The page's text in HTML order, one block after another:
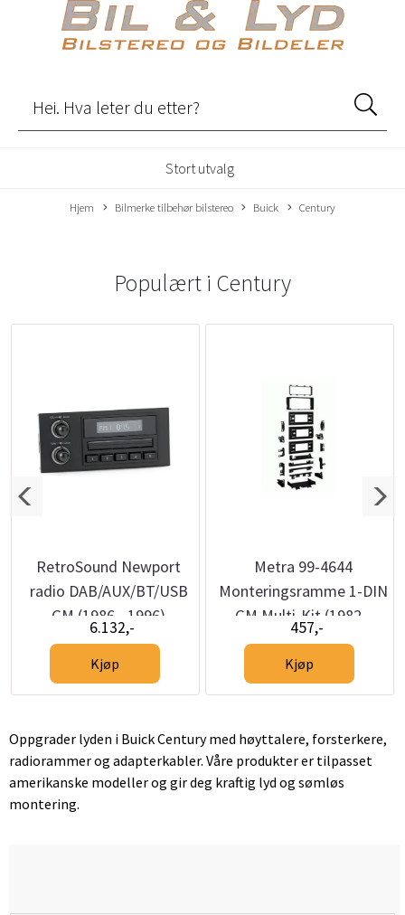
Stort utvalg
Hjem Bilmerke tilbehør bilstereo Buick Century
Populært i Century
RetroSound Newport
radio DAB/AUX/BT/USB
GM (1986 - 1996)
6.132,-
Kjøp
Metra 99-4644
Monteringsramme 1-DIN
GM Multi-Kit (1982 -
2005)
457,-
Kjøp
Oppgrader lyden i Buick Century med høyttalere, forsterkere,
radiorammer og adapterkabler. Våre produkter er tilpasset
amerikanske modeller og gir deg kraftig lyd og sømløs
montering.